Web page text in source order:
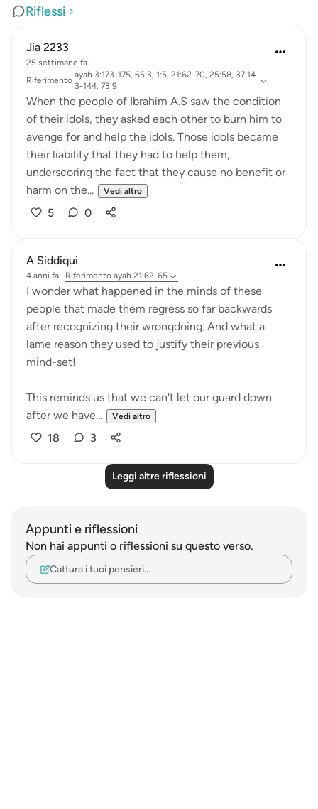
Riflessi
Jia 2233
25 settimane fa ·
Riferimento
ayah 3:173-175, 65:3, 1:5, 21:62-70, 25:58, 37:14
3-144, 73:9
When the people of Ibrahim A.S saw the condition
of their idols, they asked each other to burn him to
avenge for and help the idols. Those idols became
their liability that they had to help them,
underscoring the fact that they cause no benefit or
harm on the...
Vedi altro
5 0
A Siddiqui
4 anni fa · Riferimento ayah 21:62-65
I wonder what happened in the minds of these
people that made them regress so far backwards
after recognizing their wrongdoing. And what a
lame reason they used to justify their previous
mind-set!
This reminds us that we can't let our guard down
after we have...
Vedi altro
18 3
Leggi altre riflessioni
Appunti e riflessioni
Non hai appunti o riflessioni su questo verso.
Cattura i tuoi pensieri…